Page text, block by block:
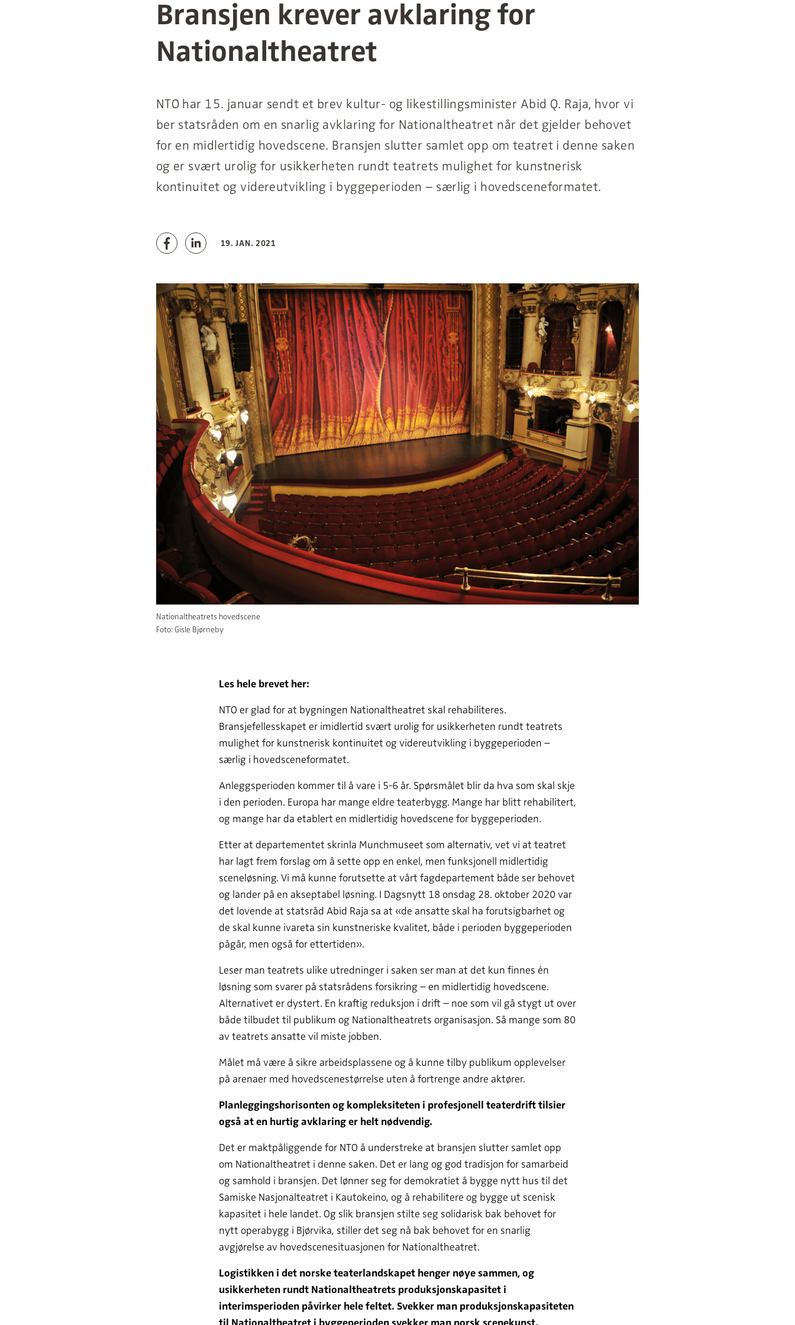
Bransjen krever avklaring for
Nationaltheatret
NTO har 15. januar sendt et brev kultur- og likestillingsminister Abid Q. Raja, hvor vi
ber statsråden om en snarlig avklaring for Nationaltheatret når det gjelder behovet
for en midlertidig hovedscene. Bransjen slutter samlet opp om teatret i denne saken
og er svært urolig for usikkerheten rundt teatrets mulighet for kunstnerisk
kontinuitet og videreutvikling i byggeperioden – særlig i hovedsceneformatet.
19. JAN. 2021
Nationaltheatrets hovedscene
Foto: Gisle Bjørneby
Les hele brevet her:
NTO er glad for at bygningen Nationaltheatret skal rehabiliteres.
Bransjefellesskapet er imidlertid svært urolig for usikkerheten rundt teatrets
mulighet for kunstnerisk kontinuitet og videreutvikling i byggeperioden –
særlig i hovedsceneformatet.
Anleggsperioden kommer til å vare i 5-6 år. Spørsmålet blir da hva som skal skje
i den perioden. Europa har mange eldre teaterbygg. Mange har blitt rehabilitert,
og mange har da etablert en midlertidig hovedscene for byggeperioden.
Etter at departementet skrinla Munchmuseet som alternativ, vet vi at teatret
har lagt frem forslag om å sette opp en enkel, men funksjonell midlertidig
sceneløsning. Vi må kunne forutsette at vårt fagdepartement både ser behovet
og lander på en akseptabel løsning. I Dagsnytt 18 onsdag 28. oktober 2020 var
det lovende at statsråd Abid Raja sa at «de ansatte skal ha forutsigbarhet og
de skal kunne ivareta sin kunstneriske kvalitet, både i perioden byggeperioden
pågår, men også for ettertiden».
Leser man teatrets ulike utredninger i saken ser man at det kun finnes én
løsning som svarer på statsrådens forsikring – en midlertidig hovedscene.
Alternativet er dystert. En kraftig reduksjon i drift – noe som vil gå stygt ut over
både tilbudet til publikum og Nationaltheatrets organisasjon. Så mange som 80
av teatrets ansatte vil miste jobben.
Målet må være å sikre arbeidsplassene og å kunne tilby publikum opplevelser
på arenaer med hovedscenestørrelse uten å fortrenge andre aktører.
Planleggingshorisonten og kompleksiteten i profesjonell teaterdrift tilsier
også at en hurtig avklaring er helt nødvendig.
Det er maktpåliggende for NTO å understreke at bransjen slutter samlet opp
om Nationaltheatret i denne saken. Det er lang og god tradisjon for samarbeid
og samhold i bransjen. Det lønner seg for demokratiet å bygge nytt hus til det
Samiske Nasjonalteatret i Kautokeino, og å rehabilitere og bygge ut scenisk
kapasitet i hele landet. Og slik bransjen stilte seg solidarisk bak behovet for
nytt operabygg i Bjørvika, stiller det seg nå bak behovet for en snarlig
avgjørelse av hovedscenesituasjonen for Nationaltheatret.
Logistikken i det norske teaterlandskapet henger nøye sammen, og
usikkerheten rundt Nationaltheatrets produksjonskapasitet i
interimsperioden påvirker hele feltet. Svekker man produksjonskapasiteten